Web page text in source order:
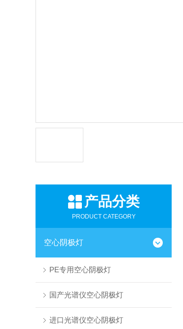
产品分类
PRODUCT CATEGORY
空心阴极灯
PE专用空心阴极灯
国产光谱仪空心阴极灯
进口光谱仪空心阴极灯